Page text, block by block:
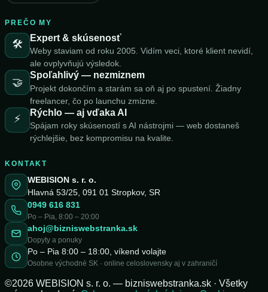
PREČO MY
🛠️ Expert & skúsenosť
Weby staviam od roku 2005. Vidím veci, ktoré klient nevidí,
ale ovplyvňujú výsledok.
🤝
Spoľahlivý — nezmiznem
Projekt dokončím a starám sa oň aj po spustení. Žiadny
freelancer, čo po launchu zmizne.
⚡ Rýchlo — aj vďaka AI
Spájam roky skúseností s AI nástrojmi — web dostaneš
rýchlejšie, bez kompromisu na kvalite.
KONTAKT
WEBISION s. r. o.
Hlavná 53/25, 091 01 Stropkov, SR
0949 616 831
Po – Pia, 8:00 – 20:00
ahoj@bizniswebstranka.sk
Dopyty a ponuky
Po – Pia 8:00 – 18:00, víkend volajte
Osobne východné SK · online celoslovensky aj v zahraničí
©2026 WEBISION s. r. o. — bizniswebstranka.sk · Všetky